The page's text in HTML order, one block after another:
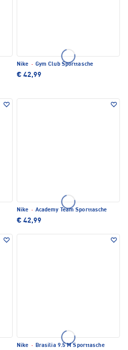
Nike · Gym Club Sporttasche
€ 42,99
Nike · Academy Team Sporttasche
€ 42,99
Nike · Brasilia 9.5 M Sporttasche